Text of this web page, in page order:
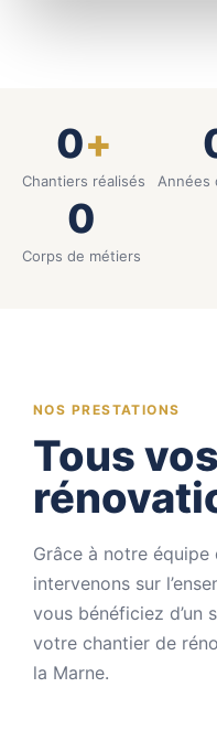
Chantiers réalisés
0+
Années
Corps de métiers
0
NOS PRESTATIONS
Tous
Grâce à notre équipe
intervenons sur
vous bénéficiez d’un
votre chantier de
la Marne.